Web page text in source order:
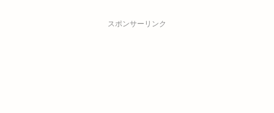
スポンサーリンク